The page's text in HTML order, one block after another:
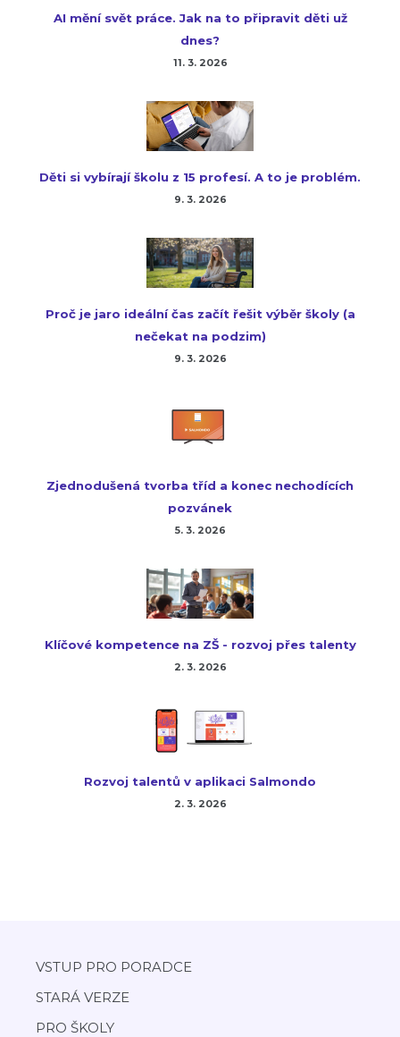
AI mění svět práce. Jak na to připravit děti už
dnes?
11. 3. 2026
Děti si vybírají školu z 15 profesí. A to je problém.
9. 3. 2026
Proč je jaro ideální čas začít řešit výběr školy (a
nečekat na podzim)
9. 3. 2026
Zjednodušená tvorba tříd a konec nechodících
pozvánek
5. 3. 2026
Klíčové kompetence na ZŠ - rozvoj přes talenty
2. 3. 2026
Rozvoj talentů v aplikaci Salmondo
2. 3. 2026
VSTUP PRO PORADCE
STARÁ VERZE
PRO ŠKOLY